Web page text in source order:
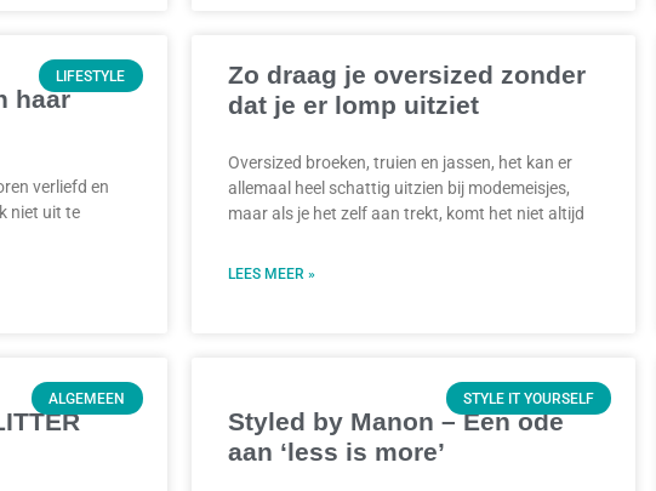
LIFESTYLE
haar
verliefd en
niet uit te
Zo draag je oversized zonder
dat je er lomp uitziet
Oversized broeken, truien en jassen, het kan er
allemaal heel schattig uitzien bij modemeisjes,
maar als je het zelf aan trekt, komt het niet altijd
LEES MEER »
ALGEMEEN STYLE IT YOURSELF
Styled by Manon – Een ode
aan ‘less is more’